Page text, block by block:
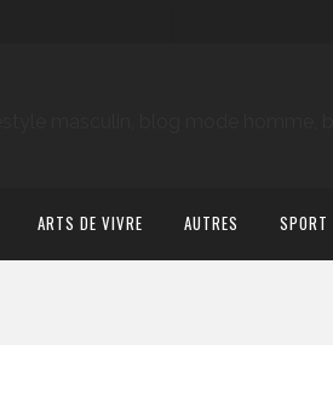
ARTS DE VIVRE AUTRES SPORT